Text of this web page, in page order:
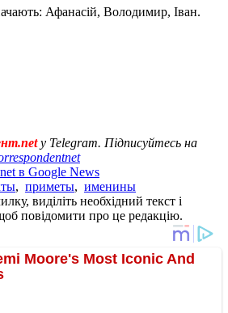
Афанасій, Володимир, Іван.
у Telegram. Підписуйтесь на
в Google News
, приметы, именины
виділіть необхідний текст і
повідомити про це редакцію.